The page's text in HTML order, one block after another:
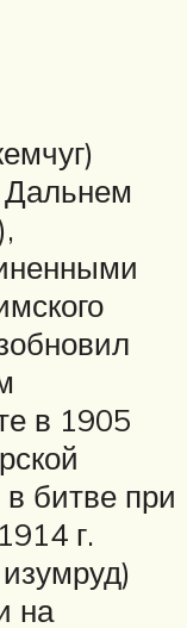
Дальнем
в 1905
битве при
г.
на